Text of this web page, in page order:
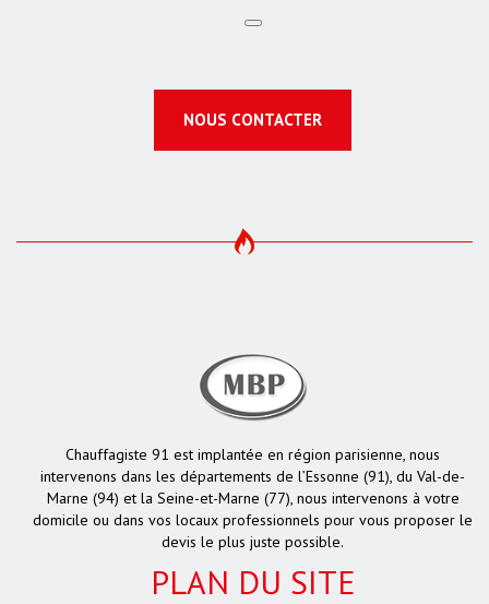
NOUS CONTACTER
Chauffagiste 91 est implantée en région parisienne, nous
intervenons dans les départements de l’Essonne (91), du Val-de-
Marne (94) et la Seine-et-Marne (77), nous intervenons à votre
domicile ou dans vos locaux professionnels pour vous proposer le
devis le plus juste possible.
PLAN DU SITE